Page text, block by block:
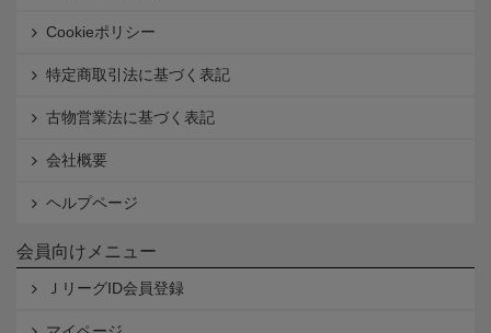
Cookieポリシー
特定商取引法に基づく表記
古物営業法に基づく表記
会社概要
ヘルプページ
会員向けメニュー
ＪリーグID会員登録